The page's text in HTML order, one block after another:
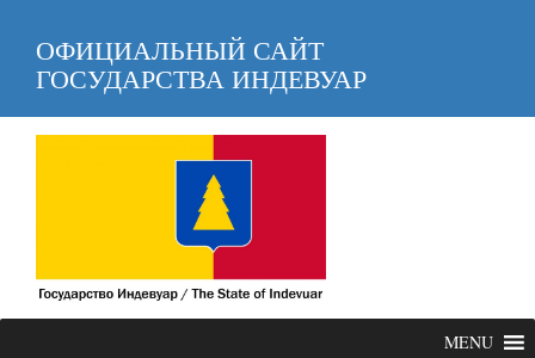
ОФИЦИАЛЬНЫЙ САЙТ
ГОСУДАРСТВА ИНДЕВУАР
MENU